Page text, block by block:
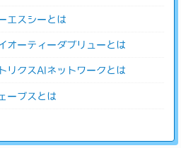
エスシーとは
オーティーダブリューとは
リクスAIネットワークとは
ーブスとは